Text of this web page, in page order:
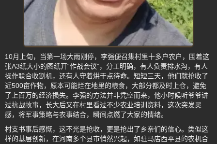
10月上旬，当第一场大雨刚停，李强便召集村里十多户农户，围着这
张A3纸大小的图纸开“作战会议”，分工明确，有人负责排水沟，有人
操作联合收割机，还有人守着烘干点待命。短短三天，他们就抢收了
近500亩作物，原本可能烂在地里的粮食，大部分都及时上仓，避免
了上百万的经济损失。李强的方法并非凭空而来，他小时候听爷爷讲
过抗战故事，长大后又在村里看过不少农业培训资料，这次突发灵
感，将军事策略与农事结合，瞬间点燃了大家的情绪。
村支书事后感慨，这不光是抢收，更是抢出了乡亲们的信心。类似这
样的基层创新，在河南多个县市悄然兴起，如驻马店西平县的农机合